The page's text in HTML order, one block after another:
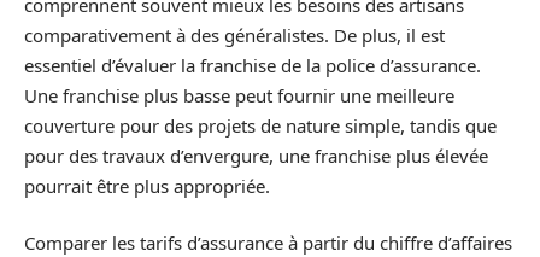
comparativement à des généralistes. De plus, il est
essentiel d’évaluer la franchise de la police d’assurance.
Une franchise plus basse peut fournir une meilleure
couverture pour des projets de nature simple, tandis que
pour des travaux d’envergure, une franchise plus élevée
pourrait être plus appropriée.
Comparer les tarifs d’assurance à partir du chiffre d’affaires